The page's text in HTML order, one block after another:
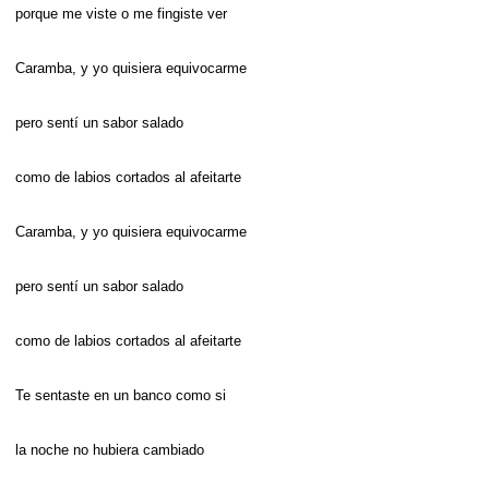
porque me viste o me fingiste ver
Caramba, y yo quisiera equivocarme
pero sentí un sabor salado
como de labios cortados al afeitarte
Caramba, y yo quisiera equivocarme
pero sentí un sabor salado
como de labios cortados al afeitarte
Te sentaste en un banco como si
la noche no hubiera cambiado